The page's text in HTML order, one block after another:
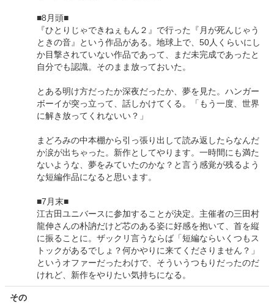
■8月頭■
『ひとりじゃできねぇもん２』で行った『月が死んじゃう
ときの音』という作品がある。地球上で、50人くらいにし
か目撃されていない作品であって、まだ未完成であったと
自分でも認識。そのまま放っておいた。
とある明け方だったか深夜だったか、夢を見た。ハンガー
ボーイが突っ立って、話しかけてくる。「もう一度、世界
に解き放ってくれないい？」
まどろみの中本棚から引っ張り出して読み返したらなんだ
か涙が出ちゃった。新作としてやります。一時間にも満た
ないような、夢をみていたのかな？と言う感覚が残るよう
な短編作品になると思います。
■7月末■
江古田ユニバースに参加することが決定。主催者の三田村
龍伸さんの朴訥だけど芯のある姿に好感を抱いて、首を縦
に振ることに。ザックリ言うならば「短編ならいくつもス
トックがあるでしょ？何かやりに来てくださりません？」
というオファーだったわけで、そういうつもりだったのだ
けれど、新作をやりたい気持ちになる。
その